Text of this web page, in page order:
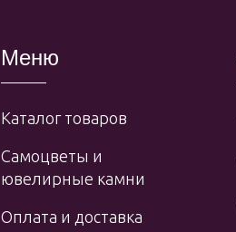
Меню
Каталог товаров
Самоцветы и
ювелирные камни
Оплата и доставка